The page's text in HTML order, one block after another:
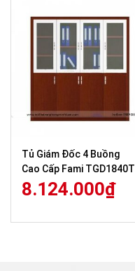
Tủ Giám Đốc 4 Buồng
Cao Cấp Fami TGD1840T
8.124.000₫